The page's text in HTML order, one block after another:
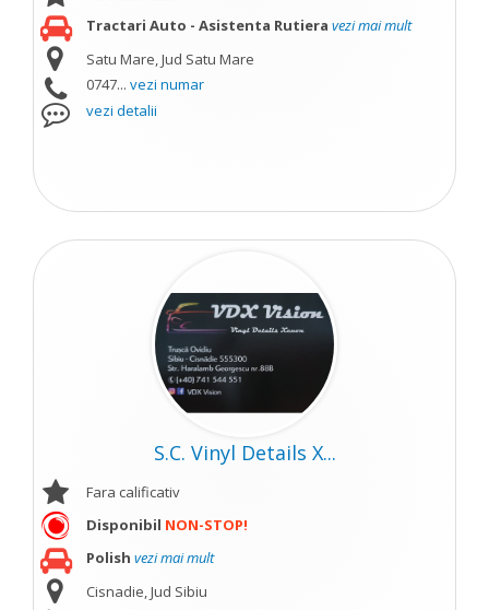
Tractari Auto - Asistenta Rutiera vezi mai mult
Satu Mare, Jud Satu Mare
0747... vezi numar
vezi detalii
S.C. Vinyl Details X...
Fara calificativ
Disponibil NON-STOP!
Polish vezi mai mult
Cisnadie, Jud Sibiu